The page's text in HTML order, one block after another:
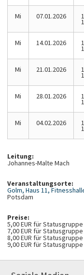
Mi 07.01.2026
Mi 14.01.2026
Mi 21.01.2026
Mi 28.01.2026
Mi 04.02.2026
Leitung:
Johannes-Malte Mach
Veranstaltungsorte:
Golm, Haus 11,
Potsdam
Preise:
5,00 EUR für Statusgruppe
7,00 EUR für
8,00 EUR für Statusgruppe
9,00 EUR für